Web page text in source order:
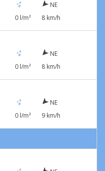
0 l/m²
NE
8 km/h
0 l/m²
NE
8 km/h
0 l/m²
NE
9 km/h